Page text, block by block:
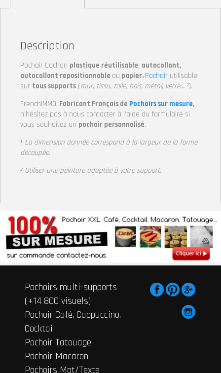
Description
Pochoir Cochon plastique réutilisable, autocollant,
autocollant repositionnable ou papier. Pochoir utilisable
sur tous supports (mur, tissu, toile, bois, métal, verre… ²).
FrenchIMMO, Fabricant Français de Pochoirs sur mesure,
n’hésitez pas à nous contacter à l’aide du formulaire si
vous souhaitez un pochoir personnalisé.
¹ La dimension donnée correspond à la largeurde la forme
découpée.
² Utiliser une peinture adaptée à votre support.
Pochoirs multi-supports
(+14 800 visuels)
Pochoir Café, Cappuccino,
Cocktail
Pochoir Tatouage
Pochoir Macaron
Pochoirs Mot/Texte